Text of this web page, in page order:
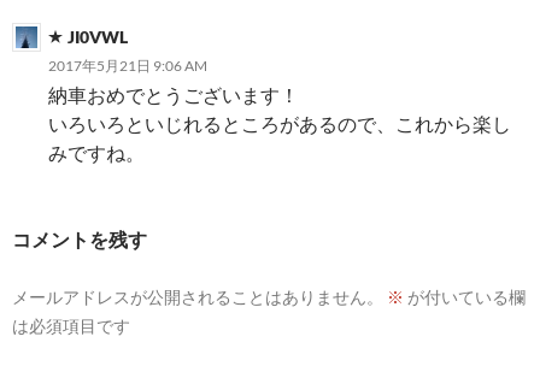
JI0VWL
2017年5月21日 9:06 AM
納車おめでとうございます！
いろいろといじれるところがあるので、これから楽し
みですね。
コメントを残す
メールアドレスが公開されることはありません。 ※ が付いている欄
は必須項目です